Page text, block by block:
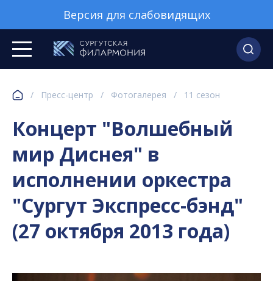
Версия для слабовидящих
/ Пресс-центр / Фотогалерея / 11 сезон
Концерт "Волшебный
мир Диснея" в
исполнении оркестра
"Сургут Экспресс-бэнд"
(27 октября 2013 года)